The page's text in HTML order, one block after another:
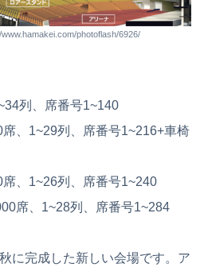
photoflash/6926/
列、席番号1~140
、1~29列、席番号1~216+車椅
、1~26列、席番号1~240
席、1~28列、席番号1~284
に完成した新しい会場です。ア